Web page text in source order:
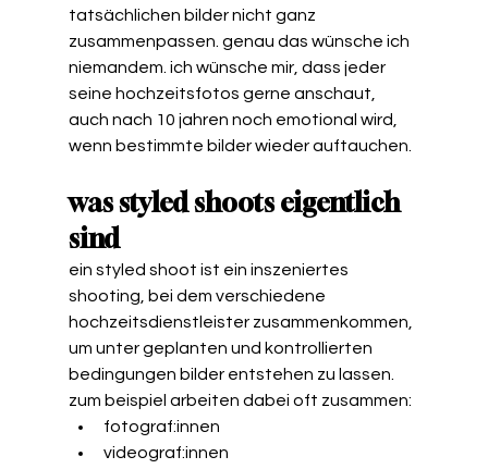
tatsächlichen bilder nicht ganz
zusammenpassen. genau das wünsche ich
niemandem. ich wünsche mir, dass jeder
seine hochzeitsfotos gerne anschaut,
auch nach 10 jahren noch emotional wird,
wenn bestimmte bilder wieder auftauchen.
was styled shoots eigentlich
sind
ein styled shoot ist ein inszeniertes
shooting, bei dem verschiedene
hochzeitsdienstleister zusammenkommen,
um unter geplanten und kontrollierten
bedingungen bilder entstehen zu lassen.
zum beispiel arbeiten dabei oft zusammen:
fotograf:innen
videograf:innen